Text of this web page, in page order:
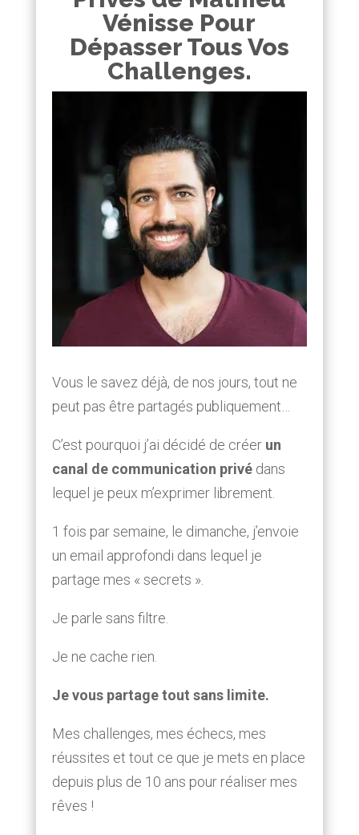
Vénisse Pour
Dépasser Tous Vos
Challenges.
Vous le savez déjà, de nos jours, tout ne
peut pas être partagés publiquement…
C’est pourquoi j’ai décidé de créer un
canal de communication privé dans
lequel je peux m’exprimer librement.
1 fois par semaine, le dimanche, j’envoie
un email approfondi dans lequel je
partage mes « secrets ».
Je parle sans filtre.
Je ne cache rien.
Je vous partage tout sans limite.
Mes challenges, mes échecs, mes
réussites et tout ce que je mets en place
depuis plus de 10 ans pour réaliser mes
rêves !